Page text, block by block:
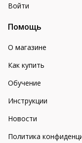
Войти
Помощь
О магазине
Как купить
Обучение
Инструкции
Новости
Политика